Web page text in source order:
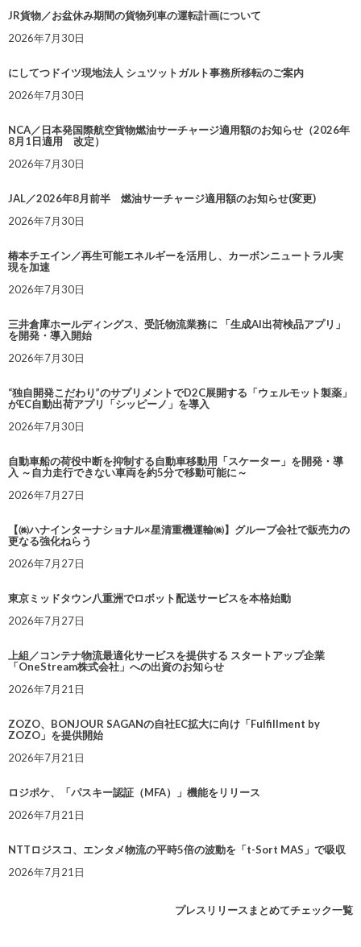
JR貨物／お盆休み期間の貨物列車の運転計画について
2026年7月30日
にしてつドイツ現地法人 シュツットガルト事務所移転のご案内
2026年7月30日
NCA／日本発国際航空貨物燃油サーチャージ適用額のお知らせ（2026年
8月1日適用 改定）
2026年7月30日
JAL／2026年8月前半 燃油サーチャージ適用額のお知らせ(変更)
2026年7月30日
椿本チエイン／再生可能エネルギーを活用し、カーボンニュートラル実
現を加速
2026年7月30日
三井倉庫ホールディングス、受託物流業務に 「生成AI出荷検品アプリ」
を開発・導入開始
2026年7月30日
“独自開発こだわり”のサプリメントでD2C展開する「ウェルモット製薬」
がEC自動出荷アプリ「シッピーノ」を導入
2026年7月30日
自動車船の荷役中断を抑制する自動車移動用「スケーター」を開発・導
入 ～自力走行できない車両を約5分で移動可能に～
2026年7月27日
【㈱ハナインターナショナル×星清重機運輸㈱】グループ会社で販売力の
更なる強化ねらう
2026年7月27日
東京ミッドタウン八重洲でロボット配送サービスを本格始動
2026年7月27日
上組／コンテナ物流最適化サービスを提供する スタートアップ企業
「OneStream株式会社」への出資のお知らせ
2026年7月21日
ZOZO、BONJOUR SAGANの自社EC拡大に向け「Fulfillment by
ZOZO」を提供開始
2026年7月21日
ロジポケ、「パスキー認証（MFA）」機能をリリース
2026年7月21日
NTTロジスコ、エンタメ物流の平時5倍の波動を「t-Sort MAS」で吸収
2026年7月21日
プレスリリースまとめてチェック一覧